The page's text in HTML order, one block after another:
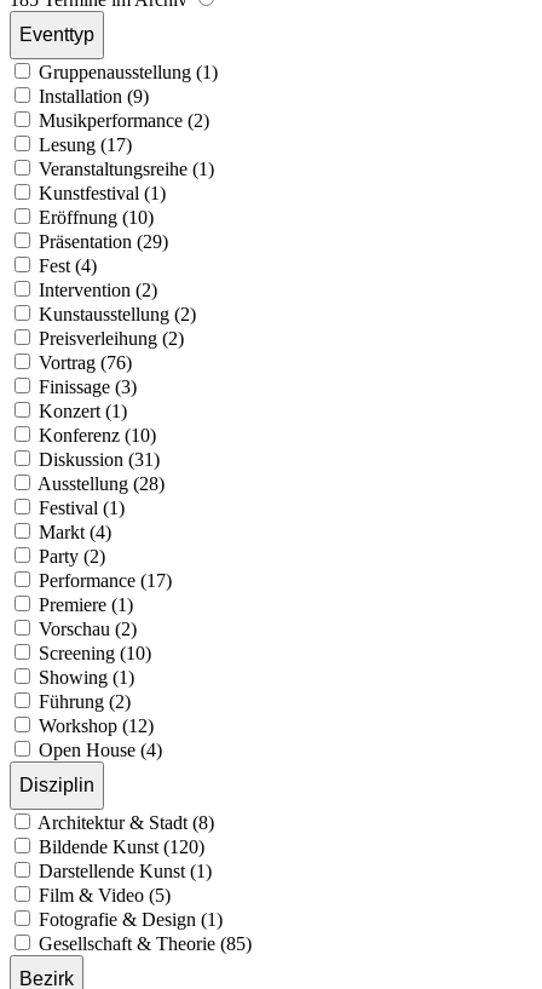
Eventtyp
Gruppenausstellung (1)
Installation (9)
Musikperformance (2)
Lesung (17)
Veranstaltungsreihe (1)
Kunstfestival (1)
Eröffnung (10)
Präsentation (29)
Fest (4)
Intervention (2)
Kunstausstellung (2)
Preisverleihung (2)
Vortrag (76)
Finissage (3)
Konzert (1)
Konferenz (10)
Diskussion (31)
Ausstellung (28)
Festival (1)
Markt (4)
Party (2)
Performance (17)
Premiere (1)
Vorschau (2)
Screening (10)
Showing (1)
Führung (2)
Workshop (12)
Open House (4)
Disziplin
Architektur & Stadt (8)
Bildende Kunst (120)
Darstellende Kunst (1)
Film & Video (5)
Fotografie & Design (1)
Gesellschaft & Theorie (85)
Bezirk